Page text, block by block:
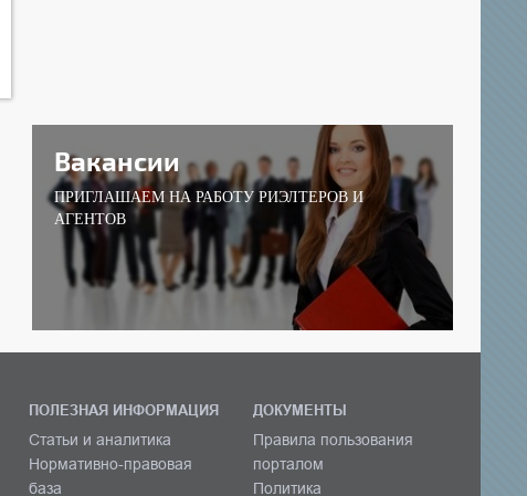
Вакансии
ПРИГЛАШАЕМ НА РАБОТУ РИЭЛТЕРОВ И
АГЕНТОВ
ПОЛЕЗНАЯ ИНФОРМАЦИЯ
Статьи и аналитика
Нормативно-правовая
база
ДОКУМЕНТЫ
Правила пользования
порталом
Политика